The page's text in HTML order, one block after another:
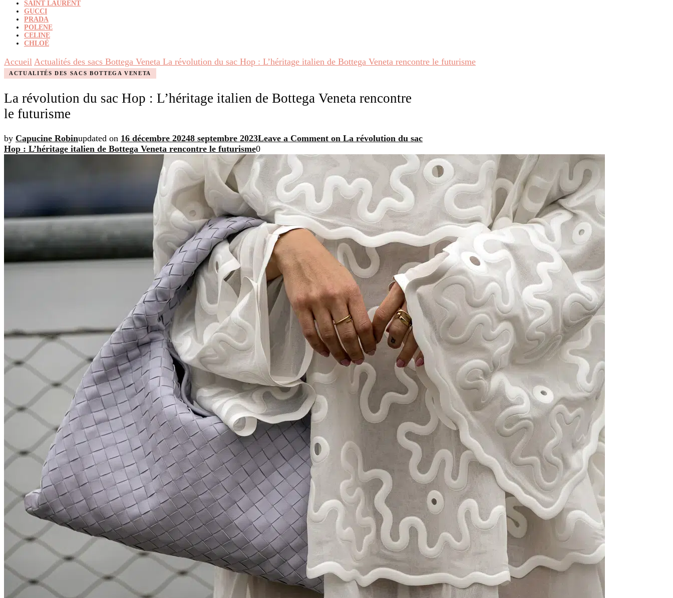
SAINT LAURENT
GUCCI
PRADA
POLENE
CELINE
CHLOÉ
Accueil Actualités des sacs Bottega Veneta La révolution du sac Hop : L’héritage italien de Bottega Veneta rencontre le futurisme
ACTUALITÉS DES SACS BOTTEGA VENETA
La révolution du sac Hop : L’héritage italien de Bottega Veneta rencontre
le futurisme
by Capucine Robinupdated on 16 décembre 20248 septembre 2023Leave a Comment on La révolution du sac
Hop : L’héritage italien de Bottega Veneta rencontre le futurisme0